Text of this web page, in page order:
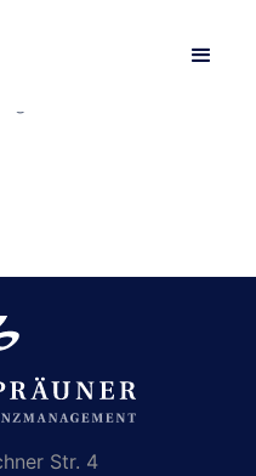
Sie wird als Liste ohne
Str. 4